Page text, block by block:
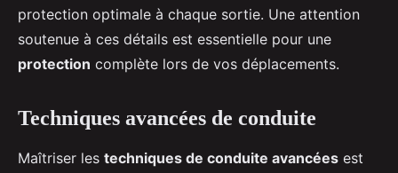
protection optimale à chaque sortie. Une attention
soutenue à ces détails est essentielle pour une
protection complète lors de vos déplacements.
Techniques avancées de conduite
Maîtriser les techniques de conduite avancées est